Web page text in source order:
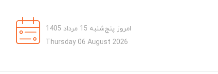
امروز پنج‌شنبه 15 مرداد 1405
Thursday 06 August 2026